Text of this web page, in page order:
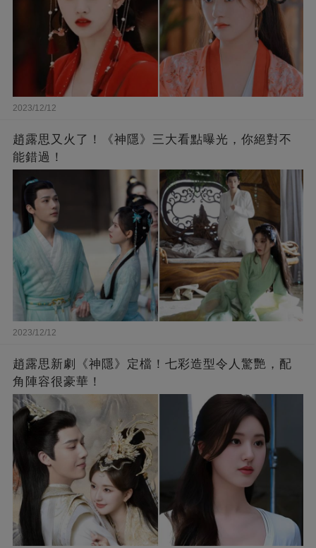
2023/12/12
趙露思又火了！《神隱》三大看點曝光，你絕對不
能錯過！
2023/12/12
趙露思新劇《神隱》定檔！七彩造型令人驚艷，配
角陣容很豪華！